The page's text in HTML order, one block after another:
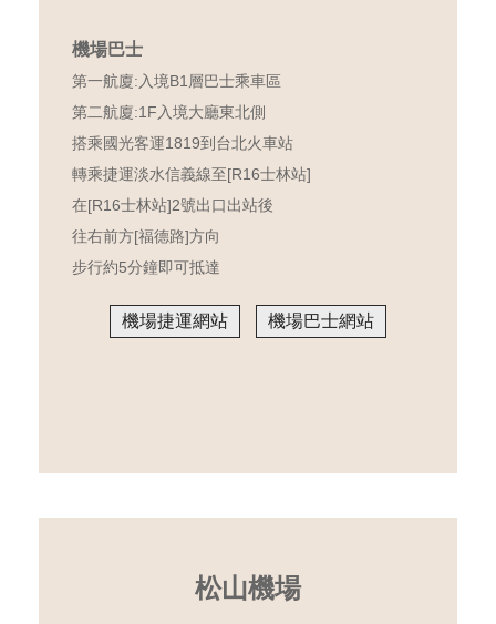
機場巴士
第一航廈:入境B1層巴士乘車區
第二航廈:1F入境大廳東北側
搭乘國光客運1819到台北火車站
轉乘捷運淡水信義線至[R16士林站]
在[R16士林站]2號出口出站後
往右前方[福德路]方向
步行約5分鐘即可抵達
機場捷運網站 機場巴士網站
松山機場